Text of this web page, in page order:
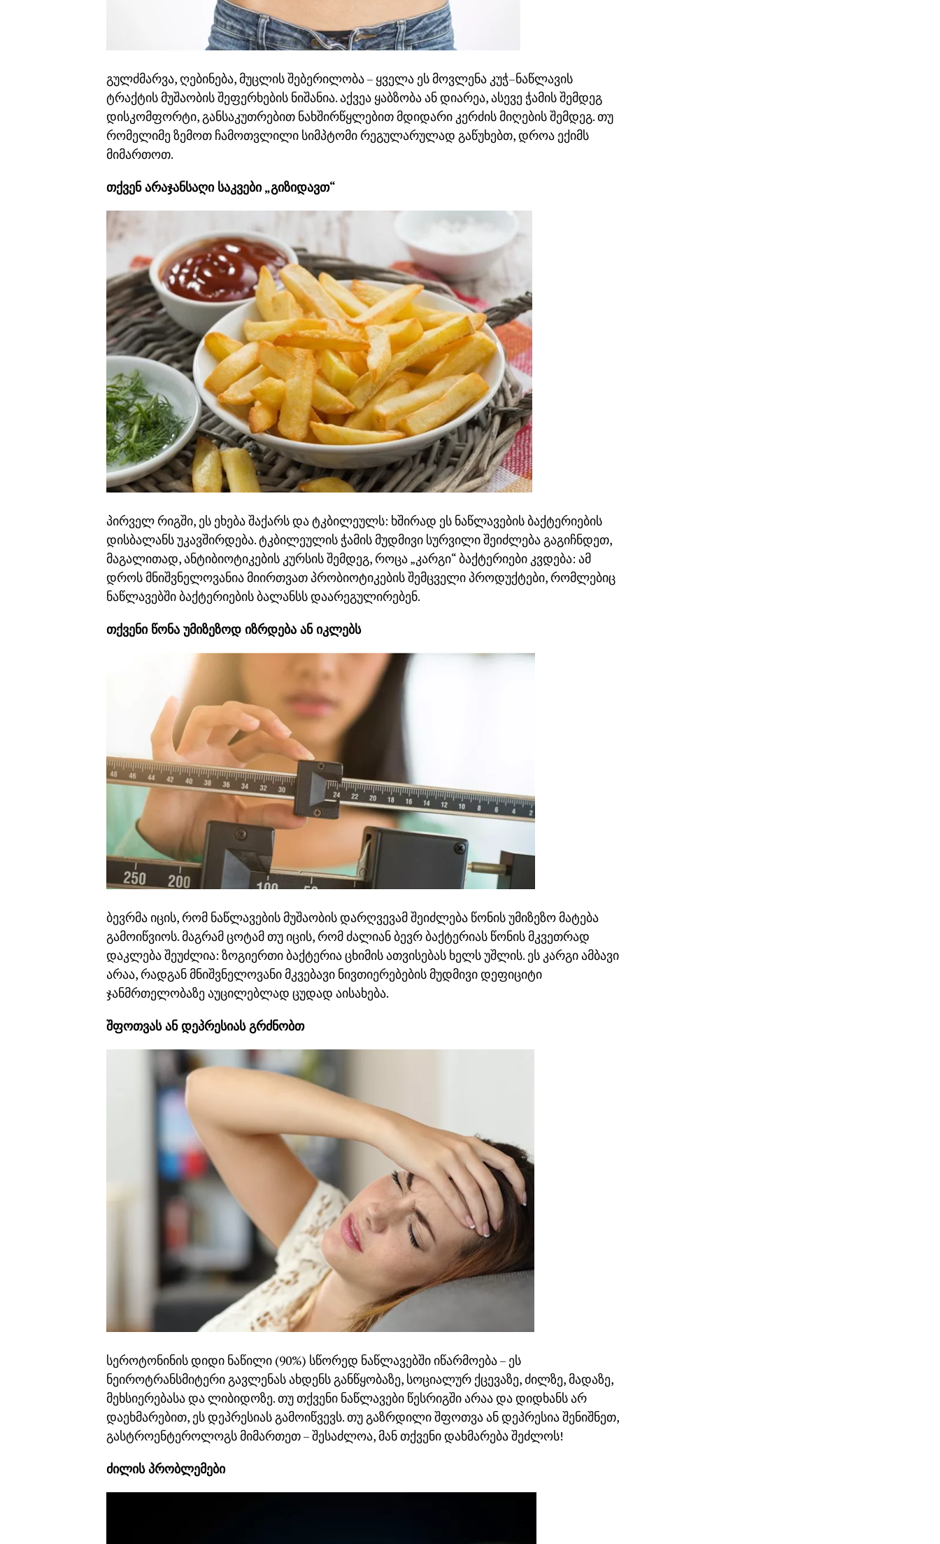
გულძმარვა, ღებინება, მუცლის შებერილობა – ყველა ეს მოვლენა კუჭ–ნაწლავის
ტრაქტის მუშაობის შეფერხების ნიშანია. აქვეა ყაბზობა ან დიარეა, ასევე ჭამის შემდეგ
დისკომფორტი, განსაკუთრებით ნახშირწყლებით მდიდარი კერძის მიღების შემდეგ. თუ
რომელიმე ზემოთ ჩამოთვლილი სიმპტომი რეგულარულად გაწუხებთ, დროა ექიმს
მიმართოთ.
თქვენ არაჯანსაღი საკვები „გიზიდავთ“
პირველ რიგში, ეს ეხება შაქარს და ტკბილეულს: ხშირად ეს ნაწლავების ბაქტერიების
დისბალანს უკავშირდება. ტკბილეულის ჭამის მუდმივი სურვილი შეიძლება გაგიჩნდეთ,
მაგალითად, ანტიბიოტიკების კურსის შემდეგ, როცა „კარგი“ ბაქტერიები კვდება: ამ
დროს მნიშვნელოვანია მიირთვათ პრობიოტიკების შემცველი პროდუქტები, რომლებიც
ნაწლავებში ბაქტერიების ბალანსს დაარეგულირებენ.
თქვენი წონა უმიზეზოდ იზრდება ან იკლებს
ბევრმა იცის, რომ ნაწლავების მუშაობის დარღვევამ შეიძლება წონის უმიზეზო მატება
გამოიწვიოს. მაგრამ ცოტამ თუ იცის, რომ ძალიან ბევრ ბაქტერიას წონის მკვეთრად
დაკლება შეუძლია: ზოგიერთი ბაქტერია ცხიმის ათვისებას ხელს უშლის. ეს კარგი ამბავი
არაა, რადგან მნიშვნელოვანი მკვებავი ნივთიერებების მუდმივი დეფიციტი
ჯანმრთელობაზე აუცილებლად ცუდად აისახება.
შფოთვას ან დეპრესიას გრძნობთ
სეროტონინის დიდი ნაწილი (90%) სწორედ ნაწლავებში იწარმოება – ეს
ნეიროტრანსმიტერი გავლენას ახდენს განწყობაზე, სოციალურ ქცევაზე, ძილზე, მადაზე,
მეხსიერებასა და ლიბიდოზე. თუ თქვენი ნაწლავები წესრიგში არაა და დიდხანს არ
დაეხმარებით, ეს დეპრესიას გამოიწვევს. თუ გაზრდილი შფოთვა ან დეპრესია შენიშნეთ,
გასტროენტეროლოგს მიმართეთ – შესაძლოა, მან თქვენი დახმარება შეძლოს!
ძილის პრობლემები